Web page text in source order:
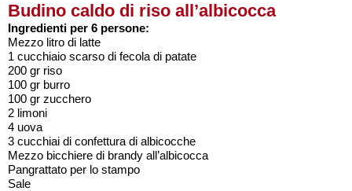
Budino caldo di riso all’albicocca
Ingredienti per 6 persone:
Mezzo litro di latte
1 cucchiaio scarso di fecola di patate
200 gr riso
100 gr burro
100 gr zucchero
2 limoni
4 uova
3 cucchiai di confettura di albicocche
Mezzo bicchiere di brandy all’albicocca
Pangrattato per lo stampo
Sale